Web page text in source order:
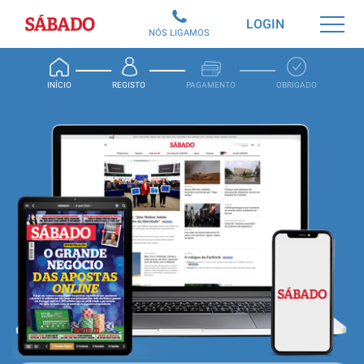
Sábado
INÍCIO REGISTO PAGAMENTO OBRIGADO
LOGIN
NÓS LIGAMOS